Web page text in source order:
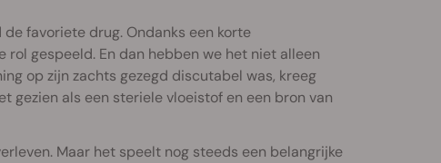
favoriete drug. Ondanks een korte
gespeeld. En dan hebben we het niet alleen
op zijn zachts gezegd discutabel was, kreeg
gezien als een steriele vloeistof en een bron van
Maar het speelt nog steeds een belangrijke